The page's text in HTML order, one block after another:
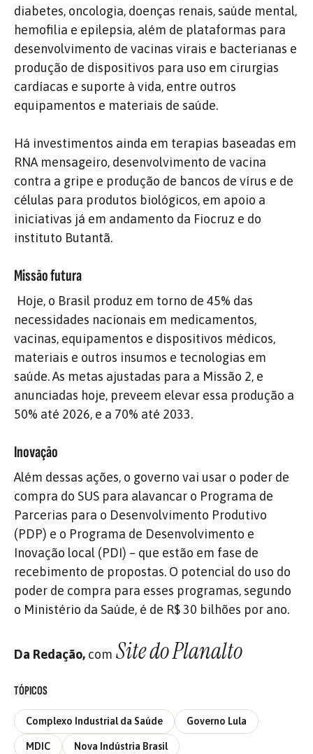
diabetes, oncologia, doenças renais, saúde mental,
hemofilia e epilepsia, além de plataformas para
desenvolvimento de vacinas virais e bacterianas e
produção de dispositivos para uso em cirurgias
cardíacas e suporte à vida, entre outros
equipamentos e materiais de saúde.
Há investimentos ainda em terapias baseadas em
RNA mensageiro, desenvolvimento de vacina
contra a gripe e produção de bancos de vírus e de
células para produtos biológicos, em apoio a
iniciativas já em andamento da Fiocruz e do
instituto Butantã.
Missão futura
Hoje, o Brasil produz em torno de 45% das
necessidades nacionais em medicamentos,
vacinas, equipamentos e dispositivos médicos,
materiais e outros insumos e tecnologias em
saúde. As metas ajustadas para a Missão 2, e
anunciadas hoje, preveem elevar essa produção a
50% até 2026, e a 70% até 2033.
Inovação
Além dessas ações, o governo vai usar o poder de
compra do SUS para alavancar o Programa de
Parcerias para o Desenvolvimento Produtivo
(PDP) e o Programa de Desenvolvimento e
Inovação local (PDI) – que estão em fase de
recebimento de propostas. O potencial do uso do
poder de compra para esses programas, segundo
o Ministério da Saúde, é de R$ 30 bilhões por ano.
Da Redação, com Site do Planalto
TÓPICOS
Complexo Industrial da Saúde Governo Lula
MDIC Nova Indústria Brasil